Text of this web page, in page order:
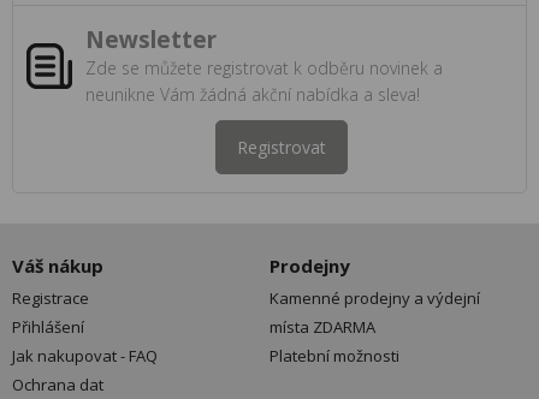
Newsletter
Zde se můžete registrovat k odběru novinek a
neunikne Vám žádná akční nabídka a sleva!
Registrovat
Váš nákup
Registrace
Přihlášení
Jak nakupovat - FAQ
Ochrana dat
Prodejny
Kamenné prodejny a výdejní
místa ZDARMA
Platební možnosti